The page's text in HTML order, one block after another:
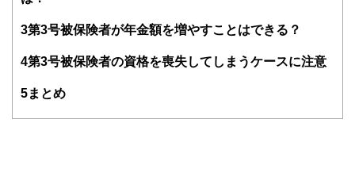
になってきます。
「未来が見えるね研究所」では、多くの人と多くの未来を一
緒に描いていきたいと思います。
3第3号被保険者が年金額を増やすことはできる？
4第3号被保険者の資格を喪失してしまうケースに注意
5まとめ